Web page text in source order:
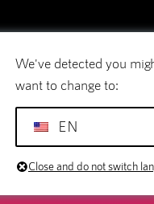
E-mail
De Ideale
We've detected you
want to change to:
EN
Close and do not switch